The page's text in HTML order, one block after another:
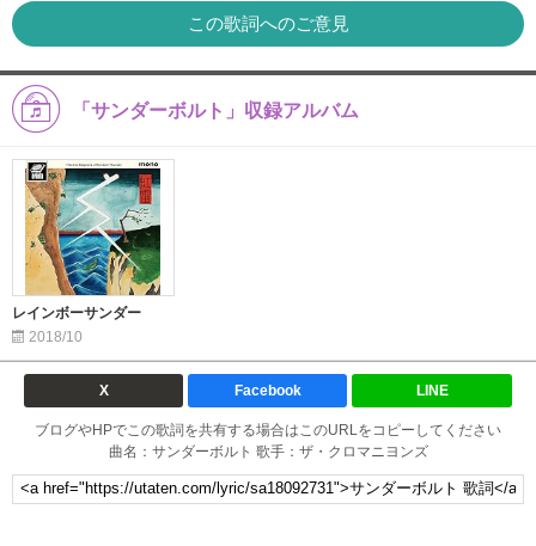
この歌詞へのご意見
「サンダーボルト」収録アルバム
レインボーサンダー
2018/10
X Facebook LINE
ブログやHPでこの歌詞を共有する場合はこのURLをコピーしてください
曲名：サンダーボルト 歌手：ザ・クロマニヨンズ